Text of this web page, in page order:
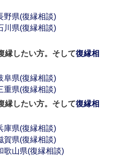
野県(復縁相談)
川県(復縁相談)
縁したい方。そして復縁相
阜県(復縁相談)
重県(復縁相談)
縁したい方。そして復縁相
庫県(復縁相談)
賀県(復縁相談)
歌山県(復縁相談)